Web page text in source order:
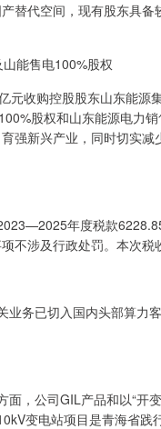
替代空间，现有股东具
能售电100%股权
购控股股东山东能源
股权和山东能源电力
强新兴产业，同时切实
年度税款
涉及行政处罚。本次税
务已切入国内头部算力
公司GIL产品和以“开
变电站项目是青海省践